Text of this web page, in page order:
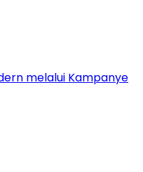
melalui Kampanye